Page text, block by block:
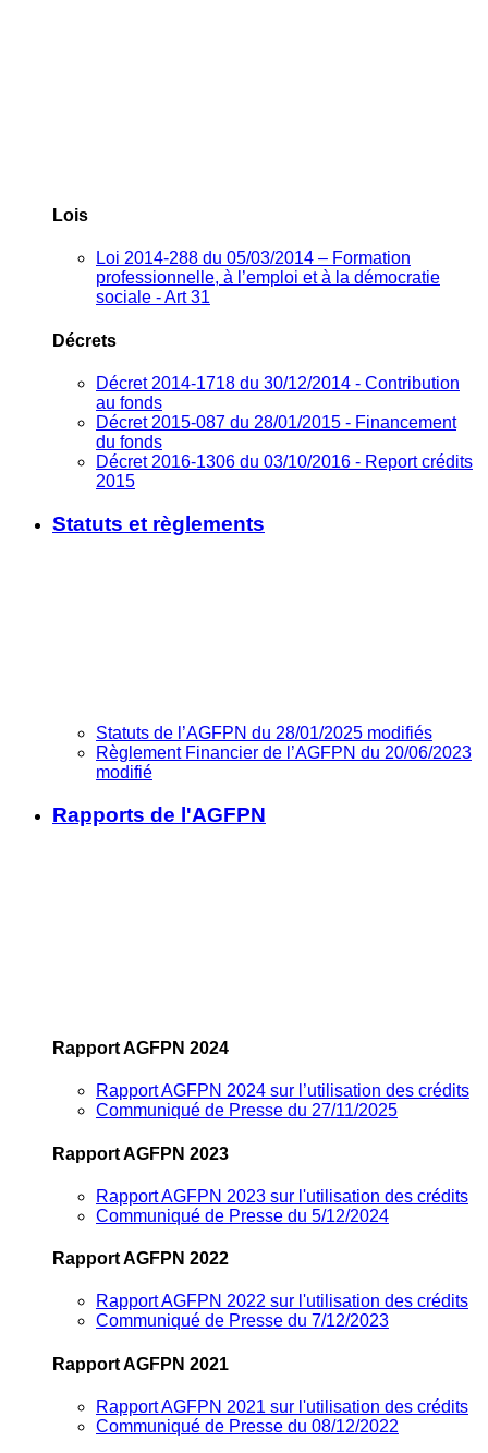
Lois
Loi 2014-288 du 05/03/2014 – Formation
professionnelle, à l’emploi et à la démocratie
sociale - Art 31
Décrets
Décret 2014-1718 du 30/12/2014 - Contribution
au fonds
Décret 2015-087 du 28/01/2015 - Financement
du fonds
Décret 2016-1306 du 03/10/2016 - Report crédits
2015
Statuts et règlements
Statuts de l’AGFPN du 28/01/2025 modifiés
Règlement Financier de l’AGFPN du 20/06/2023
modifié
Rapports de l'AGFPN
Rapport AGFPN 2024
Rapport AGFPN 2024 sur l’utilisation des crédits
Communiqué de Presse du 27/11/2025
Rapport AGFPN 2023
Rapport AGFPN 2023 sur l'utilisation des crédits
Communiqué de Presse du 5/12/2024
Rapport AGFPN 2022
Rapport AGFPN 2022 sur l'utilisation des crédits
Communiqué de Presse du 7/12/2023
Rapport AGFPN 2021
Rapport AGFPN 2021 sur l'utilisation des crédits
Communiqué de Presse du 08/12/2022